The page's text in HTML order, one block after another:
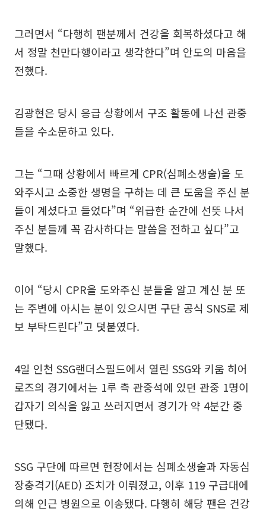
그러면서 “다행히 팬분께서 건강을 회복하셨다고 해
서 정말 천만다행이라고 생각한다”며 안도의 마음을
전했다.
김광현은 당시 응급 상황에서 구조 활동에 나선 관중
들을 수소문하고 있다.
그는 “그때 상황에서 빠르게 CPR(심폐소생술)을 도
와주시고 소중한 생명을 구하는 데 큰 도움을 주신 분
들이 계셨다고 들었다”며 “위급한 순간에 선뜻 나서
주신 분들께 꼭 감사하다는 말씀을 전하고 싶다”고
말했다.
이어 “당시 CPR을 도와주신 분들을 알고 계신 분 또
는 주변에 아시는 분이 있으시면 구단 공식 SNS로 제
보 부탁드린다”고 덧붙였다.
4일 인천 SSG랜더스필드에서 열린 SSG와 키움 히어
로즈의 경기에서는 1루 측 관중석에 있던 관중 1명이
갑자기 의식을 잃고 쓰러지면서 경기가 약 4분간 중
단됐다.
SSG 구단에 따르면 현장에서는 심폐소생술과 자동심
장충격기(AED) 조치가 이뤄졌고, 이후 119 구급대에
의해 인근 병원으로 이송됐다. 다행히 해당 팬은 건강